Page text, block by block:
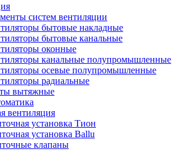
систем вентиляции
бытовые накладные
бытовые канальные
оконные
канальные полупромышленные
осевые полупромышленные
радиальные
вытяжные
вентиляция
установка Тион
установка Ballu
клапаны